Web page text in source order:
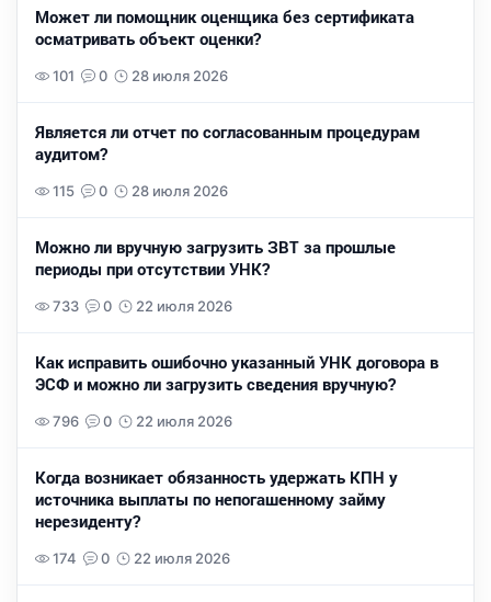
Может ли помощник оценщика без сертификата
осматривать объект оценки?
101 0 28 июля 2026
Является ли отчет по согласованным процедурам
аудитом?
115 0 28 июля 2026
Можно ли вручную загрузить ЗВТ за прошлые
периоды при отсутствии УНК?
733 0 22 июля 2026
Как исправить ошибочно указанный УНК договора в
ЭСФ и можно ли загрузить сведения вручную?
796 0 22 июля 2026
Когда возникает обязанность удержать КПН у
источника выплаты по непогашенному займу
нерезиденту?
174 0 22 июля 2026